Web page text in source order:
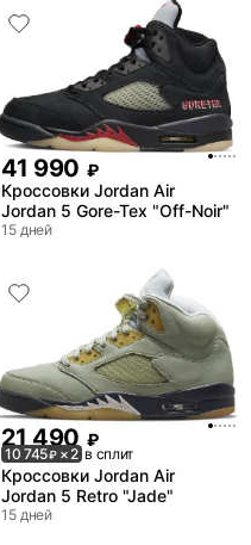
41 990 ₽
Кроссовки Jordan Air
Jordan 5 Gore-Tex "Off-Noir"
15 дней
21 490 ₽
10 745₽ × 2 в сплит
Кроссовки Jordan Air
Jordan 5 Retro "Jade"
15 дней